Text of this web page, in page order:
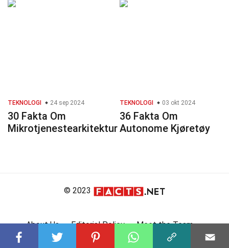
TEKNOLOGI 24 sep 2024
30 Fakta Om
Mikrotjenestearkitektur
TEKNOLOGI 03 okt 2024
36 Fakta Om
Autonome Kjøretøy
© 2023
About Us Editorial Policy
Meet the Team
Product Review
Contact Us
Write For Us